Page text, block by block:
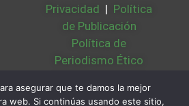
Privacidad | Política
de Publicación
Política de
Periodismo Ético
Bases Legales |
asegurar que te damos la mejor
web. Si continúas usando este sitio,